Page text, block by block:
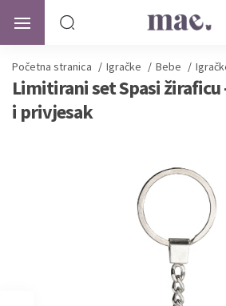
Početna stranica / Igračke / Bebe /
Limitirani set Spasi žiraficu
i privjesak